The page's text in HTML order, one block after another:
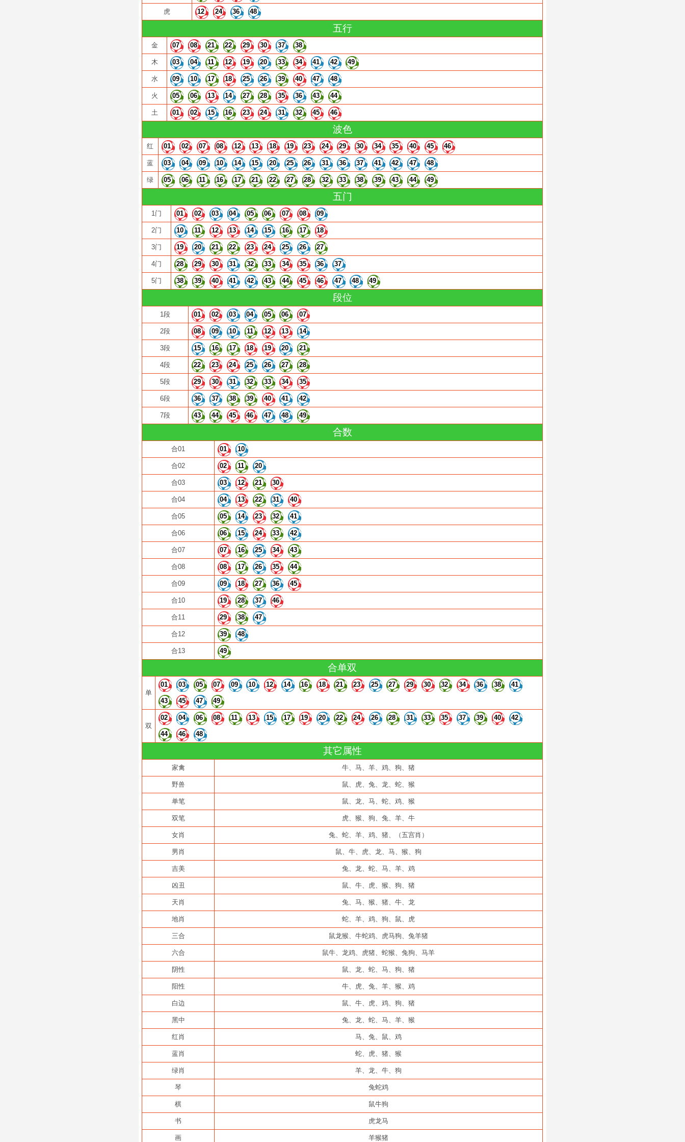
虎 12 24 36 48
五行
金 07 08 21 22 29 30 37 38
木 03 04 11 12 19 20 33 34 41 42 49
水 09 10 17 18 25 26 39 40 47 48
火 05 06 13 14 27 28 35 36 43 44
土 01 02 15 16 23 24 31 32 45 46
波色
红 01 02 07 08 12 13 18 19 23 24 29 30 34 35 40 45 46
蓝 03 04 09 10 14 15 20 25 26 31 36 37 41 42 47 48
绿 05 06 11 16 17 21 22 27 28 32 33 38 39 43 44 49
五门
1门 01 02 03 04 05 06 07 08 09
2门 10 11 12 13 14 15 16 17 18
3门 19 20 21 22 23 24 25 26 27
4门 28 29 30 31 32 33 34 35 36 37
5门 38 39 40 41 42 43 44 45 46 47 48 49
段位
1段 01 02 03 04 05 06 07
2段 08 09 10 11 12 13 14
3段 15 16 17 18 19 20 21
4段 22 23 24 25 26 27 28
5段 29 30 31 32 33 34 35
6段 36 37 38 39 40 41 42
7段 43 44 45 46 47 48 49
合数
合01 01 10
合02 02 11 20
合03 03 12 21 30
合04 04 13 22 31 40
合05 05 14 23 32 41
合06 06 15 24 33 42
合07 07 16 25 34 43
合08 08 17 26 35 44
合09 09 18 27 36 45
合10 19 28 37 46
合11 29 38 47
合12 39 48
合13 49
合单双
单
01 03 05 07 09 10 12 14 16 18 21 23 25 27 29 30 32 34 36 38 41
43 45 47 49
双
02 04 06 08 11 13 15 17 19 20 22 24 26 28 31 33 35 37 39 40 42
44 46 48
其它属性
家禽 牛、马、羊、鸡、狗、猪
野兽 鼠、虎、兔、龙、蛇、猴
单笔 鼠、龙、马、蛇、鸡、猴
双笔 虎、猴、狗、兔、羊、牛
女肖 兔、蛇、羊、鸡、猪、（五宫肖）
男肖 鼠、牛、虎、龙、马、猴、狗
吉美 兔、龙、蛇、马、羊、鸡
凶丑 鼠、牛、虎、猴、狗、猪
天肖 兔、马、猴、猪、牛、龙
地肖 蛇、羊、鸡、狗、鼠、虎
三合 鼠龙猴、牛蛇鸡、虎马狗、兔羊猪
六合 鼠牛、龙鸡、虎猪、蛇猴、兔狗、马羊
阴性 鼠、龙、蛇、马、狗、猪
阳性 牛、虎、兔、羊、猴、鸡
白边 鼠、牛、虎、鸡、狗、猪
黑中 兔、龙、蛇、马、羊、猴
红肖 马、兔、鼠、鸡
蓝肖 蛇、虎、猪、猴
绿肖 羊、龙、牛、狗
琴 兔蛇鸡
棋 鼠牛狗
书 虎龙马
画 羊猴猪